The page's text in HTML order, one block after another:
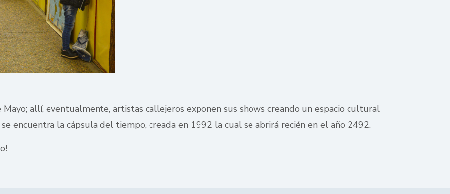
allí, eventualmente, artistas callejeros exponen sus shows creando un espacio cultural
encuentra la cápsula del tiempo, creada en 1992 la cual se abrirá recién en el año 2492.